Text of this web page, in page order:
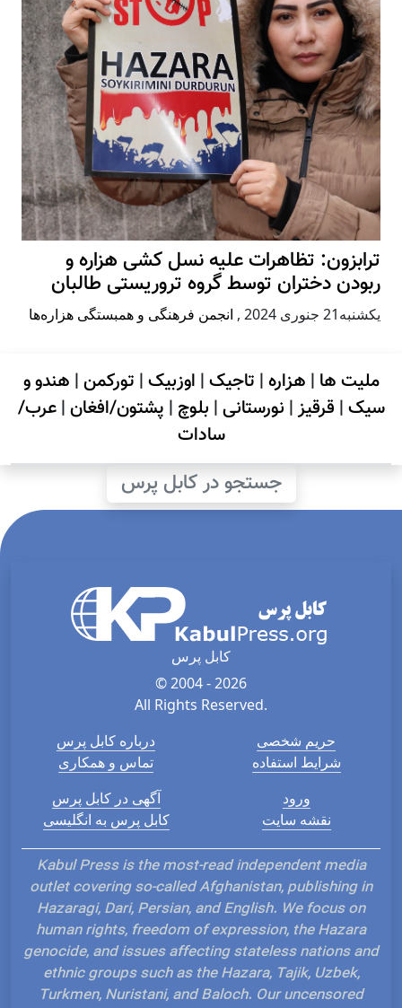
ترابزون: تظاهرات علیه نسل کشی هزاره و
ربودن دختران توسط گروه تروریستی طالبان
يكشنبه21 جنوری 2024 , انجمن فرهنگی و همبستگی هزاره‌ها
ملیت ها | هزاره| تاجیک| اوزبیک| تورکمن| هندو و
سیک| قرقیز| نورستانی| بلوچ | پشتون/افغان|عرب/
سادات
جستجو در کابل پرس
کابل پرس
© 2004 - 2026
All Rights Reserved.
درباره کابل پرس
تماس و همکاری
حریم شخصی
شرایط استفاده
آگهی در کابل پرس
کابل پرس به انگلیسی
ورود
نقشه سایت
Kabul Press is the most-read independent media
outlet covering so-called Afghanistan, publishing in
Hazaragi, Dari, Persian, and English. We focus on
human rights, freedom of expression, the Hazara
genocide, and issues affecting stateless nations and
ethnic groups such as the Hazara, Tajik, Uzbek,
Turkmen, Nuristani, and Baloch. Our uncensored